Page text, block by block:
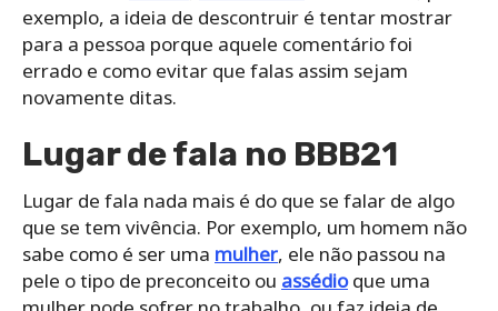
exemplo, a ideia de descontruir é tentar mostrar
para a pessoa porque aquele comentário foi
errado e como evitar que falas assim sejam
novamente ditas.
Lugar de fala no BBB21
Lugar de fala nada mais é do que se falar de algo
que se tem vivência. Por exemplo, um homem não
sabe como é ser uma mulher, ele não passou na
pele o tipo de preconceito ou assédioque uma